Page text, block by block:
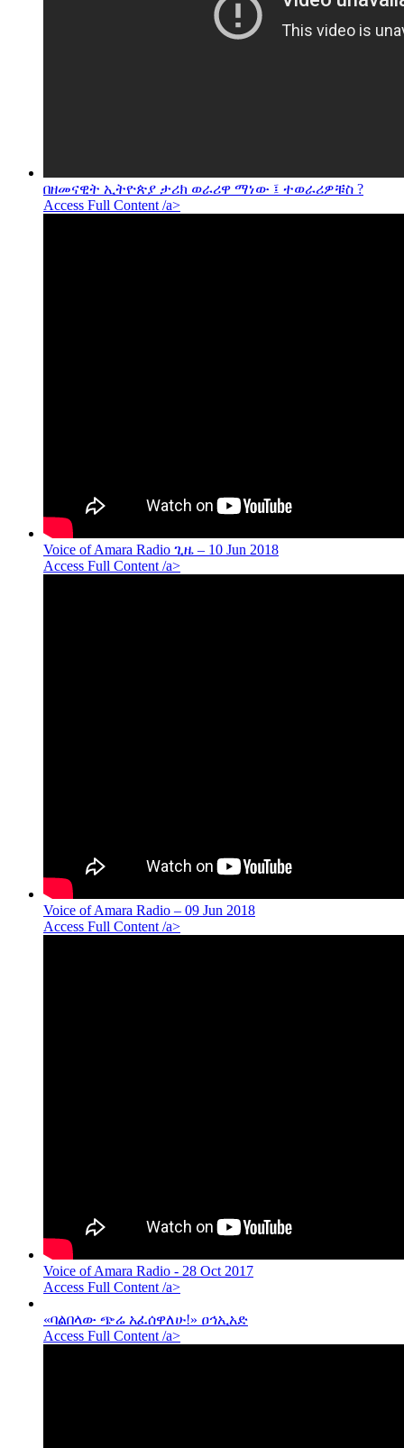
በዘመናዊት ኢትዮጵያ ታሪክ ወራሪዋ ማነው ፤ ተወራሪዎቹስ ?
Access Full Content /a>
Voice of Amara Radio ጊዜ – 10 Jun 2018
Access Full Content /a>
Voice of Amara Radio – 09 Jun 2018
Access Full Content /a>
Voice of Amara Radio - 28 Oct 2017
Access Full Content /a>
«ባልበላው ጭሬ አፈሰዋለሁ!» ዐኅኢአድ
Access Full Content /a>